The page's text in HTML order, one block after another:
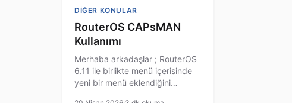
DIĞER KONULAR
RouterOS CAPsMAN
Kullanımı
Merhaba arkadaşlar ; RouterOS
6.11 ile birlikte menü içerisinde
yeni bir menü eklendiğini